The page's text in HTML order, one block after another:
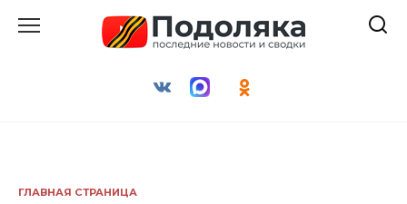
ГЛАВНАЯ СТРАНИЦА